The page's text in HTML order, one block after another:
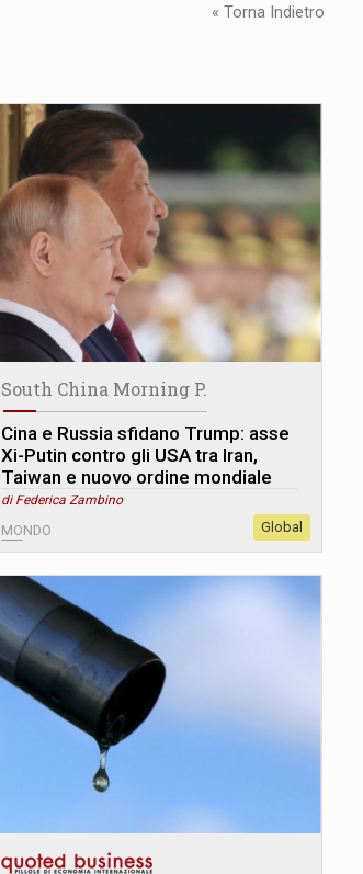
« Torna Indietro
South China Morning P.
Cina e Russia sfidano Trump: asse
Xi-Putin contro gli USA tra Iran,
Taiwan e nuovo ordine mondiale
di Federica Zambino
MONDO Global